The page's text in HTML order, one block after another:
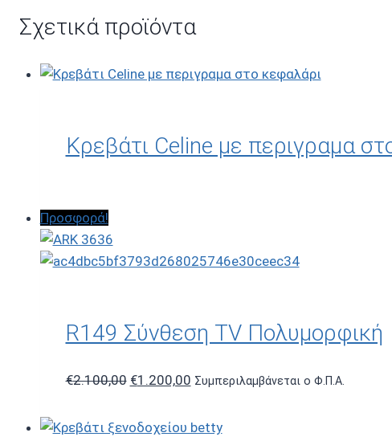
Σχετικά προϊόντα
Κρεβάτι Celine με περιγραμα
Προσφορά!
R149 Σύνθεση TV Πολυμορφική
€2.100,00 Original
was:
€1.200,00Η
τιμή
Συμπεριλαμβάνεται ο Φ.Π.Α.